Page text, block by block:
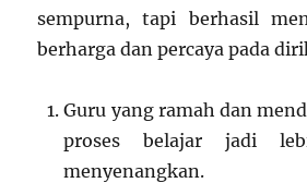
sempurna, tapi berhasil
berharga dan percaya pada
Guru yang ramah dan
proses belajar jadi
menyenangkan.